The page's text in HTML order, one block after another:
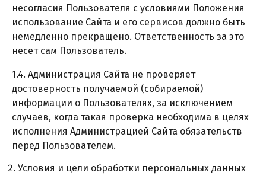
несогласия Пользователя с условиями Положения
использование Сайта и его сервисов должно быть
немедленно прекращено. Ответственность за это
несет сам Пользователь.
1.4. Администрация Сайта не проверяет
достоверность получаемой (собираемой)
информации о Пользователях, за исключением
случаев, когда такая проверка необходима в целях
исполнения Администрацией Сайта обязательств
перед Пользователем.
Условия и цели обработки персональных данных